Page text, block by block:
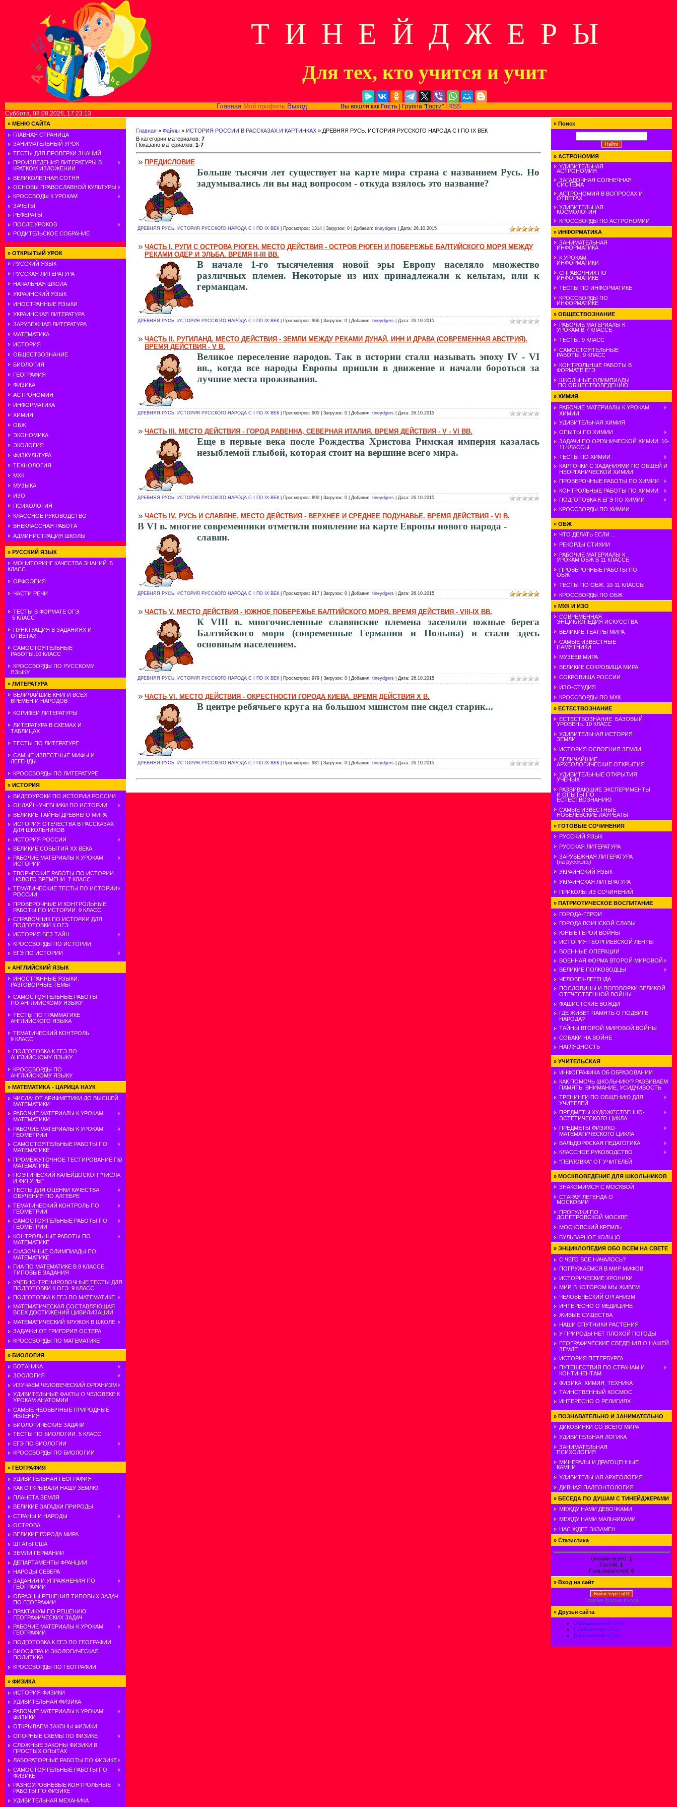
Т И Н Е Й Д Ж Е Р Ы
Для тех, кто учится и учит
Главная Мой профиль ВыходВы вошли как Гость| Группа "Гости" |
RSS
Суббота, 08.08.2026, 17:23:13
» МЕНЮ САЙТА
ГЛАВНАЯ СТРАНИЦА
ЗАНИМАТЕЛЬНЫЙ УРОК
ТЕСТЫ ДЛЯ ПРОВЕРКИ ЗНАНИЙ
ПРОИЗВЕДЕНИЯ ЛИТЕРАТУРЫ В
КРАТКОМ ИЗЛОЖЕНИИ
ВЕЛИКОЛЕПНАЯ СОТНЯ
ОСНОВЫ ПРАВОСЛАВНОЙ КУЛЬТУРЫ
КРОССВОДЫ К УРОКАМ
ЗАЧЕТЫ
РЕФЕРАТЫ
ПОСЛЕ УРОКОВ
РОДИТЕЛЬСКОЕ СОБРАНИЕ
» ОТКРЫТЫЙ УРОК
РУССКИЙ ЯЗЫК
РУССКАЯ ЛИТЕРАТУРА
НАЧАЛЬНАЯ ШКОЛА
УКРАИНСКИЙ ЯЗЫК
ИНОСТРАННЫЕ ЯЗЫКИ
УКРАИНСКАЯ ЛИТЕРАТУРА
ЗАРУБЕЖНАЯ ЛИТЕРАТУРА
МАТЕМАТИКА
ИСТОРИЯ
ОБЩЕСТВОЗНАНИЕ
БИОЛОГИЯ
ГЕОГРАФИЯ
ФИЗИКА
АСТРОНОМИЯ
ИНФОРМАТИКА
ХИМИЯ
ОБЖ
ЭКОНОМИКА
ЭКОЛОГИЯ
ФИЗКУЛЬТУРА
ТЕХНОЛОГИЯ
МХК
МУЗЫКА
ИЗО
ПСИХОЛОГИЯ
КЛАССНОЕ РУКОВОДСТВО
ВНЕКЛАССНАЯ РАБОТА
АДМИНИСТРАЦИЯ ШКОЛЫ
» РУССКИЙ ЯЗЫК
МОНИТОРИНГ КАЧЕСТВА ЗНАНИЙ. 5
КЛАСС
ОРФОЭПИЯ
ЧАСТИ РЕЧИ
ТЕСТЫ В ФОРМАТЕ ОГЭ.
5 КЛАСС
ПУНКТУАЦИЯ В ЗАДАНИЯХ И
ОТВЕТАХ
САМОСТОЯТЕЛЬНЫЕ
РАБОТЫ.10 КЛАСС
КРОССВОРДЫ ПО РУССКОМУ
ЯЗЫКУ
» ЛИТЕРАТУРА
ВЕЛИЧАЙШИЕ КНИГИ ВСЕХ
ВРЕМЕН И НАРОДОВ
КОРИФЕИ ЛИТЕРАТУРЫ
ЛИТЕРАТУРА В СХЕМАХ И
ТАБЛИЦАХ
ТЕСТЫ ПО ЛИТЕРАТУРЕ
САМЫЕ ИЗВЕСТНЫЕ МИФЫ И
ЛЕГЕНДЫ
КРОССВОРДЫ ПО ЛИТЕРАТУРЕ
» ИСТОРИЯ
ВИДЕОУРОКИ ПО ИСТОРИИ РОССИИ
ОНЛАЙН-УЧЕБНИКИ ПО ИСТОРИИ
ВЕЛИКИЕ ТАЙНЫ ДРЕВНЕГО МИРА
ИСТОРИЯ ОТЕЧЕСТВА В РАССКАЗАХ
ДЛЯ ШКОЛЬНИКОВ
ИСТОРИЯ РОССИИ
ВЕЛИКИЕ СОБЫТИЯ ХХ ВЕКА
РАБОЧИЕ МАТЕРИАЛЫ К УРОКАМ
ИСТОРИИ
ТВОРЧЕСКИЕ РАБОТЫ ПО ИСТОРИИ
НОВОГО ВРЕМЕНИ. 7 КЛАСС
ТЕМАТИЧЕСКИЕ ТЕСТЫ ПО ИСТОРИИ
РОССИИ
ПРОВЕРОЧНЫЕ И КОНТРОЛЬНЫЕ
РАБОТЫ ПО ИСТОРИИ. 9 КЛАСС
СПРАВОЧНИК ПО ИСТОРИИ ДЛЯ
ПОДГОТОВКИ К ОГЭ
ИСТОРИЯ БЕЗ ТАЙН
КРОССВОРДЫ ПО ИСТОРИИ
ЕГЭ ПО ИСТОРИИ
» АНГЛИЙСКИЙ ЯЗЫК
ИНОСТРАННЫЕ ЯЗЫКИ.
РАЗГОВОРНЫЕ ТЕМЫ
САМОСТОЯТЕЛЬНЫЕ РАБОТЫ
ПО АНГЛИЙСКОМУ ЯЗЫКУ
ТЕСТЫ ПО ГРАММАТИКЕ
АНГЛИЙСКОГО ЯЗЫКА
ТЕМАТИЧЕСКИЙ КОНТРОЛЬ.
9 КЛАСС
ПОДГОТОВКА К ЕГЭ ПО
АНГЛИЙСКОМУ ЯЗЫКУ
КРОССВОРДЫ ПО
АНГЛИЙСКОМУ ЯЗЫКУ
» МАТЕМАТИКА - ЦАРИЦА НАУК
ЧИСЛА: ОТ АРИФМЕТИКИ ДО ВЫСШЕЙ
МАТЕМАТИКИ
РАБОЧИЕ МАТЕРИАЛЫ К УРОКАМ
МАТЕМАТИКИ
РАБОЧИЕ МАТЕРИАЛЫ К УРОКАМ
ГЕОМЕТРИИ
САМОСТОЯТЕЛЬНЫЕ РАБОТЫ ПО
МАТЕМАТИКЕ
ПРОМЕЖУТОЧНОЕ ТЕСТИРОВАНИЕ ПО
МАТЕМАТИКЕ
ПОЭТИЧЕСКИЙ КАЛЕЙДОСКОП "ЧИСЛА
И ФИГУРЫ"
ТЕСТЫ ДЛЯ ОЦЕНКИ КАЧЕСТВА
ОБУЧЕНИЯ ПО АЛГЕБРЕ
ТЕМАТИЧЕСКИЙ КОНТРОЛЬ ПО
ГЕОМЕТРИИ
САМОСТОЯТЕЛЬНЫЕ РАБОТЫ ПО
ГЕОМЕТРИИ
КОНТРОЛЬНЫЕ РАБОТЫ ПО
МАТЕМАТИКЕ
СКАЗОЧНЫЕ ОЛИМПИАДЫ ПО
МАТЕМАТИКЕ
ГИА ПО МАТЕМАТИКЕ В 9 КЛАССЕ.
ТИПОВЫЕ ЗАДАНИЯ
УЧЕБНО-ТРЕНИРОВОЧНЫЕ ТЕСТЫ ДЛЯ
ПОДГОТОВКИ К ОГЭ. 9 КЛАСС
ПОДГОТОВКА К ЕГЭ ПО МАТЕМАТИКЕ
МАТЕМАТИЧЕСКАЯ СОСТАВЛЯЮЩАЯ
ВСЕХ ДОСТИЖЕНИЙ ЦИВИЛИЗАЦИИ
МАТЕМАТИЧЕСКИЙ КРУЖОК В ШКОЛЕ
ЗАДАЧКИ ОТ ГРИГОРИЯ ОСТЕРА
КРОССВОРДЫ ПО МАТЕМАТИКЕ
» БИОЛОГИЯ
БОТАНИКА
ЗООЛОГИЯ
ИЗУЧАЕМ ЧЕЛОВЕЧЕСКИЙ ОРГАНИЗМ
УДИВИТЕЛЬНЫЕ ФАКТЫ О ЧЕЛОВЕКЕ К
УРОКАМ АНАТОМИИ
САМЫЕ НЕОБЫЧНЫЕ ПРИРОДНЫЕ
ЯВЛЕНИЯ
БИОЛОГИЧЕСКИЕ ЗАДАЧИ
ТЕСТЫ ПО БИОЛОГИИ. 5 КЛАСС
ЕГЭ ПО БИОЛОГИИ
КРОССВОРДЫ ПО БИОЛОГИИ
» ГЕОГРАФИЯ
УДИВИТЕЛЬНАЯ ГЕОГРАФИЯ
КАК ОТКРЫВАЛИ НАШУ ЗЕМЛЮ
ПЛАНЕТА ЗЕМЛЯ
ВЕЛИКИЕ ЗАГАДКИ ПРИРОДЫ
СТРАНЫ И НАРОДЫ
ОСТРОВА
ВЕЛИКИЕ ГОРОДА МИРА
ШТАТЫ США
ЗЕМЛИ ГЕРМАНИИ
ДЕПАРТАМЕНТЫ ФРАНЦИИ
НАРОДЫ СЕВЕРА
ЗАДАНИЯ И УПРАЖНЕНИЯ ПО
ГЕОГРАФИИ
ОБРАЗЦЫ РЕШЕНИЯ ТИПОВЫХ ЗАДАЧ
ПО ГЕОГРАФИИ
ПРАКТИКУМ ПО РЕШЕНИЮ
ГЕОГРАФИЧЕСКИХ ЗАДАЧ
РАБОЧИЕ МАТЕРИАЛЫ К УРОКАМ
ГЕОГРАФИИ
ПОДГОТОВКА К ЕГЭ ПО ГЕОГРАФИИ
БИОСФЕРА И ЭКОЛОГИЧЕСКАЯ
ПОЛИТИКА
КРОССВОРДЫ ПО ГЕОГРАФИИ
» ФИЗИКА
ИСТОРИЯ ФИЗИКИ
УДИВИТЕЛЬНАЯ ФИЗИКА
РАБОЧИЕ МАТЕРИАЛЫ К УРОКАМ
ФИЗИКИ
ОТКРЫВАЕМ ЗАКОНЫ ФИЗИКИ
ОПОРНЫЕ СХЕМЫ ПО ФИЗИКЕ
СЛОЖНЫЕ ЗАКОНЫ ФИЗИКИ В
ПРОСТЫХ ОПЫТАХ
ЛАБОРАТОРНЫЕ РАБОТЫ ПО ФИЗИКЕ
САМОСТОЯТЕЛЬНЫЕ РАБОТЫ ПО
ФИЗИКЕ
РАЗНОУРОВНЕВЫЕ КОНТРОЛЬНЫЕ
РАБОТЫ ПО ФИЗИКЕ
УДИВИТЕЛЬНАЯ МЕХАНИКА
Главная » Файлы » ИСТОРИЯ РОССИИ В РАССКАЗАХ И КАРТИНКАХ » ДРЕВНЯЯ РУСЬ. ИСТОРИЯ РУССКОГО НАРОДА С I ПО IX ВЕК
В категории материалов: 7
Показано материалов: 1-7
ПРЕДИСЛОВИЕ
Больше тысячи лет существует на карте мира страна с названием Русь. Но
задумывались ли вы над вопросом - откуда взялось это название?
ДРЕВНЯЯ РУСЬ. ИСТОРИЯ РУССКОГО НАРОДА С I ПО IX ВЕК | Просмотров: 1314 | Загрузок: 0 | Добавил: tineydgers | Дата: 26.10.2015
ЧАСТЬ I. РУГИ С ОСТРОВА РЮГЕН. МЕСТО ДЕЙСТВИЯ - ОСТРОВ РЮГЕН И ПОБЕРЕЖЬЕ БАЛТИЙСКОГО МОРЯ МЕЖДУ
РЕКАМИ ОДЕР И ЭЛЬБА. ВРЕМЯ II-III ВВ.
В начале 1-го тысячеления новой эры Европу населяло множество
различных племен. Некоторые из них принадлежали к кельтам, или к
германцам.
ДРЕВНЯЯ РУСЬ. ИСТОРИЯ РУССКОГО НАРОДА С I ПО IX ВЕК | Просмотров: 966 | Загрузок: 0 | Добавил: tineydgers | Дата: 26.10.2015
ЧАСТЬ II. РУГИЛАНД. МЕСТО ДЕЙСТВИЯ - ЗЕМЛИ МЕЖДУ РЕКАМИ ДУНАЙ, ИНН И ДРАВА (СОВРЕМЕННАЯ АВСТРИЯ).
ВРЕМЯ ДЕЙСТВИЯ - V В.
Великое переселение народов. Так в истории стали называть эпоху IV - VI
вв., когда все народы Европы пришли в движение и начали бороться за
лучшие места проживания.
ДРЕВНЯЯ РУСЬ. ИСТОРИЯ РУССКОГО НАРОДА С I ПО IX ВЕК | Просмотров: 905 | Загрузок: 0 | Добавил: tineydgers | Дата: 26.10.2015
ЧАСТЬ III. МЕСТО ДЕЙСТВИЯ - ГОРОД РАВЕННА, СЕВЕРНАЯ ИТАЛИЯ. ВРЕМЯ ДЕЙСТВИЯ - V - VI ВВ.
Еще в первые века после Рождества Христова Римская империя казалась
незыблемой глыбой, которая стоит на вершине всего мира.
ДРЕВНЯЯ РУСЬ. ИСТОРИЯ РУССКОГО НАРОДА С I ПО IX ВЕК | Просмотров: 890 | Загрузок: 0 | Добавил: tineydgers | Дата: 26.10.2015
ЧАСТЬ IV. РУСЬ И СЛАВЯНЕ. МЕСТО ДЕЙСТВИЯ - ВЕРХНЕЕ И СРЕДНЕЕ ПОДУНАВЬЕ. ВРЕМЯ ДЕЙСТВИЯ - VI В.
В VI в. многие современники отметили появление на карте Европы нового народа -
славян.
ДРЕВНЯЯ РУСЬ. ИСТОРИЯ РУССКОГО НАРОДА С I ПО IX ВЕК | Просмотров: 917 | Загрузок: 0 | Добавил: tineydgers | Дата: 26.10.2015
ЧАСТЬ V. МЕСТО ДЕЙСТВИЯ - ЮЖНОЕ ПОБЕРЕЖЬЕ БАЛТИЙСКОГО МОРЯ. ВРЕМЯ ДЕЙСТВИЯ - VIII-IX ВВ.
К VIII в. многочисленные славянские племена заселили южные берега
Балтийского моря (современные Германия и Польша) и стали здесь
основным населением.
ДРЕВНЯЯ РУСЬ. ИСТОРИЯ РУССКОГО НАРОДА С I ПО IX ВЕК | Просмотров: 979 | Загрузок: 0 | Добавил: tineydgers | Дата: 26.10.2015
ЧАСТЬ VI. МЕСТО ДЕЙСТВИЯ - ОКРЕСТНОСТИ ГОРОДА КИЕВА. ВРЕМЯ ДЕЙСТВИЯ X В.
В центре ребячьего круга на большом мшистом пне сидел старик...
ДРЕВНЯЯ РУСЬ. ИСТОРИЯ РУССКОГО НАРОДА С I ПО IX ВЕК | Просмотров: 981 | Загрузок: 0 | Добавил: tineydgers | Дата: 26.10.2015
» Поиск
» АСТРОНОМИЯ
УДИВИТЕЛЬНАЯ
АСТРОНОМИЯ
ЗАГАДОЧНАЯ СОЛНЕЧНАЯ
СИСТЕМА
АСТРОНОМИЯ В ВОПРОСАХ И
ОТВЕТАХ
УДИВИТЕЛЬНАЯ
КОСМОЛОГИЯ
КРОССВОРДЫ ПО АСТРОНОМИИ
» ИНФОРМАТИКА
ЗАНИМАТЕЛЬНАЯ
ИНФОРМАТИКА
К УРОКАМ
ИНФОРМАТИКИ
СПРАВОЧНИК ПО
ИНФОРМАТИКЕ
ТЕСТЫ ПО ИНФОРМАТИКЕ
КРОССВОРДЫ ПО
ИНФОРМАТИКЕ
» ОБЩЕСТВОЗНАНИЕ
РАБОЧИЕ МАТЕРИАЛЫ К
УРОКАМ В 7 КЛАССЕ
ТЕСТЫ. 9 КЛАСС
САМОСТОЯТЕЛЬНЫЕ
РАБОТЫ. 9 КЛАСС
КОНТРОЛЬНЫЕ РАБОТЫ В
ФОРМАТЕ ЕГЭ
ШКОЛЬНЫЕ ОЛИМПИАДЫ
ПО ОБЩЕСТВОВЕДЕНИЮ
» ХИМИЯ
РАБОЧИЕ МАТЕРИАЛЫ К УРОКАМ
ХИМИИ
УДИВИТЕЛЬНАЯ ХИМИЯ
ОПЫТЫ ПО ХИМИИ
ЗАДАЧИ ПО ОРГАНИЧЕСКОЙ ХИМИИ. 10-
11 КЛАССЫ
ТЕСТЫ ПО ХИМИИ
КАРТОЧКИ С ЗАДАНИЯМИ ПО ОБЩЕЙ И
НЕОРГАНИЧЕСКОЙ ХИМИИ
ПРОВЕРОЧНЫЕ РАБОТЫ ПО ХИМИИ
КОНТРОЛЬНЫЕ РАБОТЫ ПО ХИМИИ
ПОДГОТОВКА К ЕГЭ ПО ХИМИИ
КРОССВОРДЫ ПО ХИМИИ
» ОБЖ
ЧТО ДЕЛАТЬ ЕСЛИ ...
РЕКОРДЫ СТИХИИ
РАБОЧИЕ МАТЕРИАЛЫ К
УРОКАМ ОБЖ В 11 КЛАССЕ
ПРОВЕРОЧНЫЕ РАБОТЫ ПО
ОБЖ
ТЕСТЫ ПО ОБЖ. 10-11 КЛАССЫ
КРОССВОРДЫ ПО ОБЖ
» МХК И ИЗО
СОВРЕМЕННАЯ
ЭНЦИКЛОПЕДИЯ ИСКУССТВА
ВЕЛИКИЕ ТЕАТРЫ МИРА
САМЫЕ ИЗВЕСТНЫЕ
ПАМЯТНИКИ
МУЗЕЕВ МИРА
ВЕЛИКИЕ СОКРОВИЩА МИРА
СОКРОВИЩА РОССИИ
ИЗО-СТУДИЯ
КРОССВОРДЫ ПО МХК
» ЕСТЕСТВОЗНАНИЕ
ЕСТЕСТВОЗНАНИЕ. БАЗОВЫЙ
УРОВЕНЬ. 10 КЛАСС
УДИВИТЕЛЬНАЯ ИСТОРИЯ
ЗЕМЛИ
ИСТОРИЯ ОСВОЕНИЯ ЗЕМЛИ
ВЕЛИЧАЙШИЕ
АРХЕОЛОГИЧЕСКИЕ ОТКРЫТИЯ
УДИВИТЕЛЬНЫЕ ОТКРЫТИЯ
УЧЕНЫХ
РАЗВИВАЮШИЕ ЭКСПЕРИМЕНТЫ
И ОПЫТЫ ПО
ЕСТЕСТВОЗНАНИЮ
САМЫЕ ИЗВЕСТНЫЕ
НОБЕЛЕВСКИЕ ЛАУРЕАТЫ
» ГОТОВЫЕ СОЧИНЕНИЯ
РУССКИЙ ЯЗЫК
РУССКАЯ ЛИТЕРАТУРА
ЗАРУБЕЖНАЯ ЛИТЕРАТУРА
(на русск.яз.)
УКРАИНСКИЙ ЯЗЫК
УКРАИНСКАЯ ЛИТЕРАТУРА
ПРИКОЛЫ ИЗ СОЧИНЕНИЙ
» ПАТРИОТИЧЕСКОЕ ВОСПИТАНИЕ
ГОРОДА-ГЕРОИ
ГОРОДА ВОИНСКОЙ СЛАВЫ
ЮНЫЕ ГЕРОИ ВОЙНЫ
ИСТОРИЯ ГЕОРГИЕВСКОЙ ЛЕНТЫ
ВОЕННЫЕ ОПЕРАЦИИ
ВОЕННАЯ ФОРМА ВТОРОЙ МИРОВОЙ
ВЕЛИКИЕ ПОЛКОВОДЦЫ
ЧЕЛОВЕК-ЛЕГЕНДА
ПОСЛОВИЦЫ И ПОГОВОРКИ ВЕЛИКОЙ
ОТЕЧЕСТВЕННОЙ ВОЙНЫ
ФАШИСТСКИЕ ВОЖДИ
ГДЕ ЖИВЕТ ПАМЯТЬ О ПОДВИГЕ
НАРОДА?
ТАЙНЫ ВТОРОЙ МИРОВОЙ ВОЙНЫ
СОБАКИ НА ВОЙНЕ
НАГЛЯДНОСТЬ
» УЧИТЕЛЬСКАЯ
ИНФОГРАФИКА ОБ ОБРАЗОВАНИИ
КАК ПОМОЧЬ ШКОЛЬНИКУ? РАЗВИВАЕМ
ПАМЯТЬ, ВНИМАНИЕ, УСИДЧИВОСТЬ
ТРЕНИНГИ ПО ОБЩЕНИЮ ДЛЯ
УЧИТЕЛЕЙ
ПРЕДМЕТЫ ХУДОЖЕСТВЕННО-
ЭСТЕТИЧЕСКОГО ЦИКЛА
ПРЕДМЕТЫ ФИЗИКО-
МАТЕМАТИЧЕСКОГО ЦИКЛА
ВАЛЬДОРФСКАЯ ПЕДАГОГИКА
КЛАССНОЕ РУКОВОДСТВО
"ПЕРЛОВКА" ОТ УЧИТЕЛЕЙ
» МОСКВОВЕДЕНИЕ ДЛЯ ШКОЛЬНИКОВ
ЗНАКОМИМСЯ С МОСКВОЙ
СТАРАЯ ЛЕГЕНДА О
МОСКОВИИ
ПРОГУЛКИ ПО
ДОПЕТРОВСКОЙ МОСКВЕ
МОСКОВСКИЙ КРЕМЛЬ
БУЛЬВАРНОЕ КОЛЬЦО
» ЭНЦИКЛОПЕДИЯ ОБО ВСЕМ НА СВЕТЕ
С ЧЕГО ВСЕ НАЧАЛОСЬ?
ПОГРУЖАЕМСЯ В МИР МИФОВ
ИСТОРИЧЕСКИЕ ХРОНИКИ
МИР, В КОТОРОМ МЫ ЖИВЕМ
ЧЕЛОВЕЧЕСКИЙ ОРГАНИЗМ
ИНТЕРЕСНО О МЕДИЦИНЕ
ЖИВЫЕ СУЩЕСТВА
НАШИ СПУТНИКИ РАСТЕНИЯ
У ПРИРОДЫ НЕТ ПЛОХОЙ ПОГОДЫ
ГЕОГРАФИЧЕСКИЕ СВЕДЕНИЯ О НАШЕЙ
ЗЕМЛЕ
ИСТОРИЯ ПЕТЕРБУРГА
ПУТЕШЕСТВИЯ ПО СТРАНАМ И
КОНТИНЕНТАМ
ФИЗИКА, ХИМИЯ, ТЕХНИКА
ТАИНСТВЕННЫЙ КОСМОС
ИНТЕРЕСНО О РЕЛИГИЯХ
» ПОЗНАВАТЕЛЬНО И ЗАНИМАТЕЛЬНО
ДИКОВИНКИ СО ВСЕГО МИРА
УДИВИТЕЛЬНАЯ ЛОГИКА
ЗАНИМАТЕЛЬНАЯ
ПСИХОЛОГИЯ
МИНЕРАЛЫ И ДРАГОЦЕННЫЕ
КАМНИ
УДИВИТЕЛЬНАЯ АРХЕОЛОГИЯ
ДИВНАЯ ПАЛЕОНТОЛОГИЯ
» БЕСЕДА ПО ДУШАМ С ТИНЕЙДЖЕРАМИ
МЕЖДУ НАМИ ДЕВОЧКАМИ
МЕЖДУ НАМИ МАЛЬЧИКАМИ
НАС ЖДЕТ ЭКЗАМЕН
» Статистика
Онлайн всего: 1
Гостей: 1
Пользователей: 0
» Вход на сайт
Войти через uID
Старая форма входа
» Друзья сайта
Официальный блог
Сообщество uCoz
База знаний uCoz